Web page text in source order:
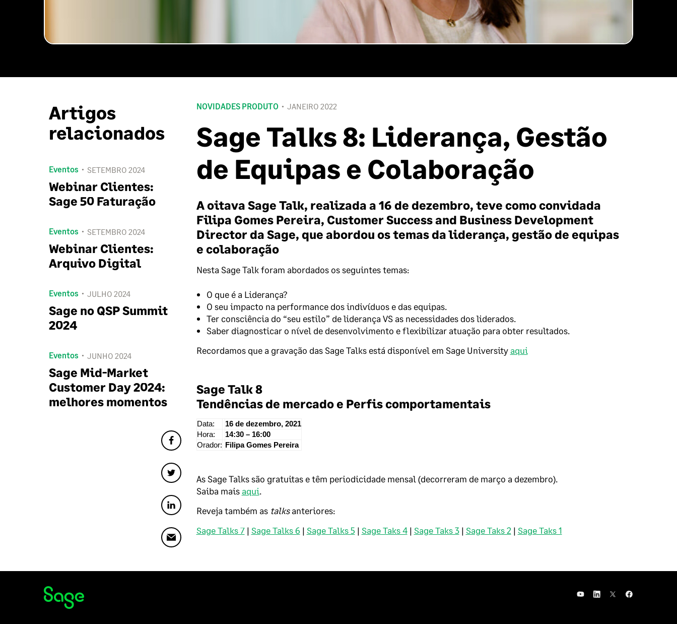
NOVIDADES PRODUTO JANEIRO 2022
Sage Talks 8: Liderança, Gestão
de Equipas e Colaboração
A oitava Sage Talk, realizada a 16 de dezembro, teve como convidada
Filipa Gomes Pereira, Customer Success and Business Development
Director da Sage, que abordou os temas da liderança, gestão de equipas
e colaboração
Nesta Sage Talk foram abordados os seguintes temas:
O que é a Liderança?
O seu impacto na performance dos indivíduos e das equipas.
Ter consciência do “seu estilo” de liderança VS as necessidades dos liderados.
Saber diagnosticar o nível de desenvolvimento e flexibilizar atuação para obter resultados.
Recordamos que a gravação das Sage Talks está disponível em Sage University aqui
Sage Talk 8
Tendências de mercado e Perfis comportamentais
Data:
16 de dezembro, 2021
Hora:
14:30 – 16:00
Orador: Filipa Gomes Pereira
As Sage Talks são gratuitas e têm periodicidade mensal (decorreram de março a dezembro).
Saiba mais aqui.
Reveja também as talksanteriores:
Sage Talks 7| Sage Talks 6 | Sage Talks 5 | Sage Taks 4| Sage Taks 3| Sage Taks 2 | Sage Taks 1
Artigos
relacionados
Eventos SETEMBRO 2024
Webinar Clientes:
Sage 50 Faturação
Eventos SETEMBRO 2024
Webinar Clientes:
Arquivo Digital
Eventos JULHO 2024
Sage no QSP Summit
2024
Eventos JUNHO 2024
Sage Mid-Market
Customer Day 2024:
melhores momentos